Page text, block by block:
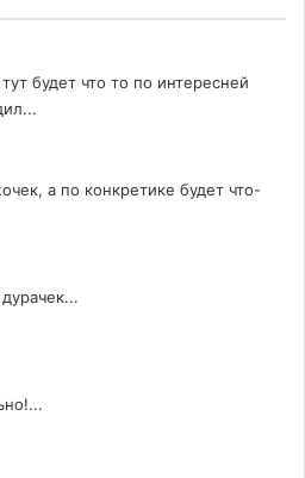
будет что то по интересней
а по конкретике будет что-